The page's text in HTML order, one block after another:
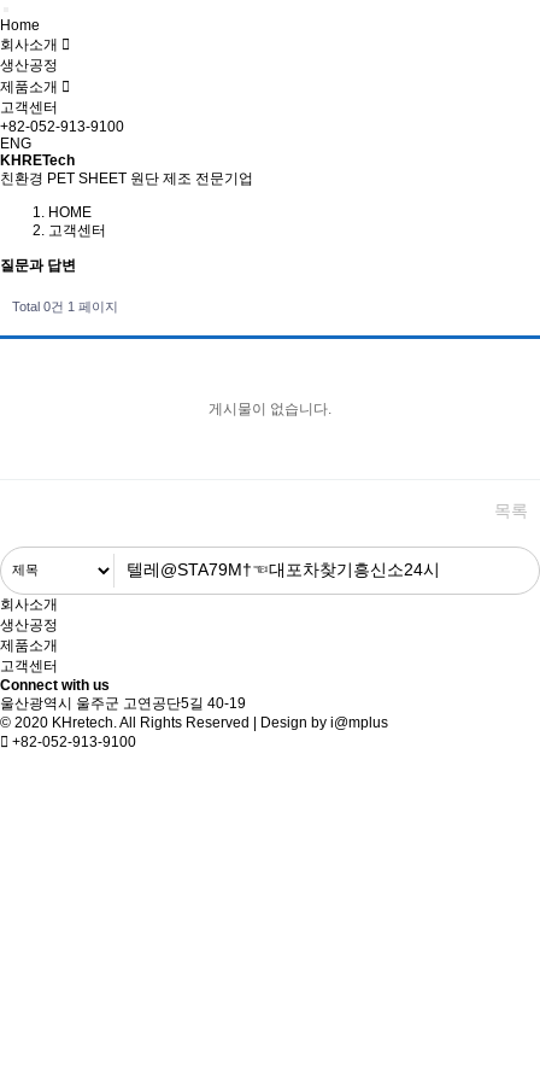
Home
회사소개
생산공정
제품소개
고객센터
+82-052-913-9100
ENG
KHRETech
친환경 PET SHEET 원단 제조 전문기업
HOME
고객센터
질문과 답변
Total 0건 1 페이지
게시물이 없습니다.
목록
회사소개
생산공정
제품소개
고객센터
Connect with us
울산광역시 울주군 고연공단5길 40-19
© 2020 KHretech. All Rights Reserved | Design by i@mplus
+82-052-913-9100